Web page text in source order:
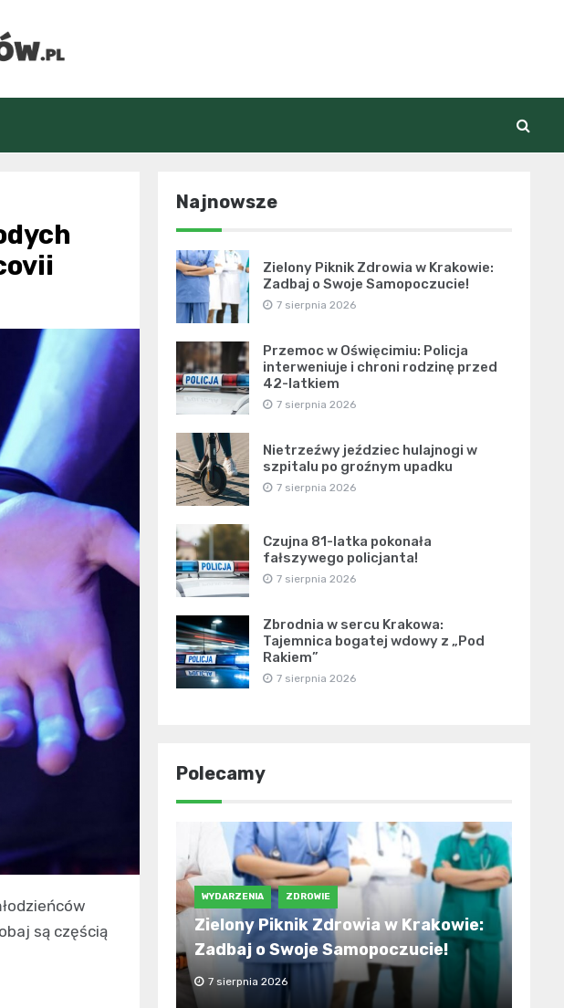
są częścią
Najnowsze
Zielony Piknik Zdrowia w Krakowie:
Zadbaj o Swoje Samopoczucie!
7 sierpnia 2026
Przemoc w Oświęcimiu: Policja
interweniuje i chroni rodzinę przed
42-latkiem
7 sierpnia 2026
Nietrzeźwy jeździec hulajnogi w
szpitalu po groźnym upadku
7 sierpnia 2026
Czujna 81-latka pokonała
fałszywego policjanta!
7 sierpnia 2026
Zbrodnia w sercu Krakowa:
Tajemnica bogatej wdowy z „Pod
Rakiem”
7 sierpnia 2026
Polecamy
WYDARZENIA ZDROWIE
Zielony Piknik Zdrowia w Krakowie:
Zadbaj o Swoje Samopoczucie!
7 sierpnia 2026